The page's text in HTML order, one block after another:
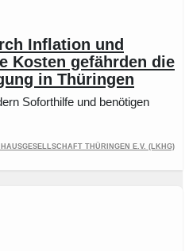
Inflation und
Kosten gefährden die
in Thüringen
Soforthilfe und benötigen
Thüringen e.V. (LKHG)